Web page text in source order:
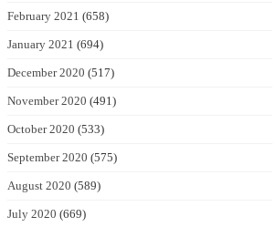
February 2021 (658)
January 2021 (694)
December 2020 (517)
November 2020 (491)
October 2020 (533)
September 2020 (575)
August 2020 (589)
July 2020 (669)